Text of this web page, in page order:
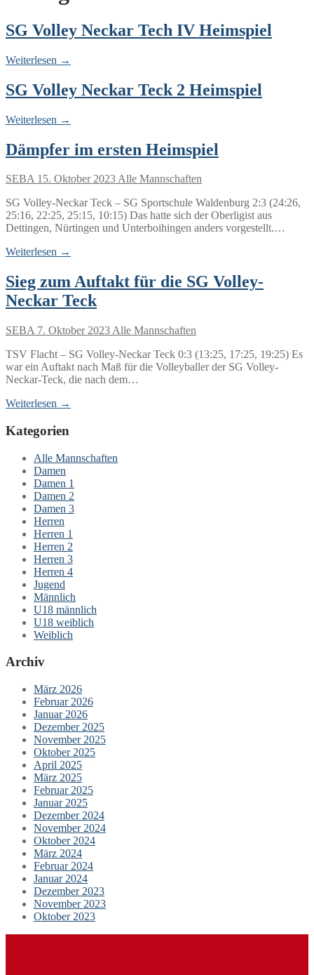
SG Volley Neckar Tech IV Heimspiel
Weiterlesen →
SG Volley Neckar Teck 2 Heimspiel
Weiterlesen →
Dämpfer im ersten Heimspiel
SEBA 15. Oktober 2023Alle Mannschaften
SG Volley-Neckar Teck – SG Sportschule Waldenburg 2:3 (24:26,
25:16, 22:25, 25:15, 10:15) Das hatte sich der Oberligist aus
Dettingen, Nürtingen und Unterboihingen anders vorgestellt.…
Weiterlesen →
Sieg zum Auftakt für die SG Volley-
Neckar Teck
SEBA 7. Oktober 2023 Alle Mannschaften
TSV Flacht – SG Volley-Neckar Teck 0:3 (13:25, 17:25, 19:25) Es
war ein Auftakt nach Maß für die Volleyballer der SG Volley-
Neckar-Teck, die nach dem…
Weiterlesen →
Kategorien
Alle Mannschaften
Damen
Damen 1
Damen 2
Damen 3
Herren
Herren 1
Herren 2
Herren 3
Herren 4
Jugend
Männlich
U18 männlich
U18 weiblich
Weiblich
Archiv
März 2026
Februar 2026
Januar 2026
Dezember 2025
November 2025
Oktober 2025
April 2025
März 2025
Februar 2025
Januar 2025
Dezember 2024
November 2024
Oktober 2024
März 2024
Februar 2024
Januar 2024
Dezember 2023
November 2023
Oktober 2023